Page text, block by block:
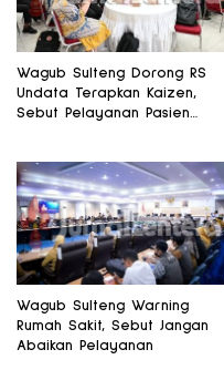
Wagub Sulteng Dorong RS
Undata Terapkan Kaizen,
Sebut Pelayanan Pasien
Wagub Sulteng Warning
Rumah Sakit, Sebut Jangan
Abaikan Pelayanan